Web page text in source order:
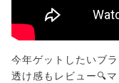
今年ゲットしたいブ
透け感もレビュー🔍